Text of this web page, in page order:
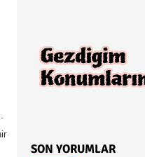
SON YORUMLAR